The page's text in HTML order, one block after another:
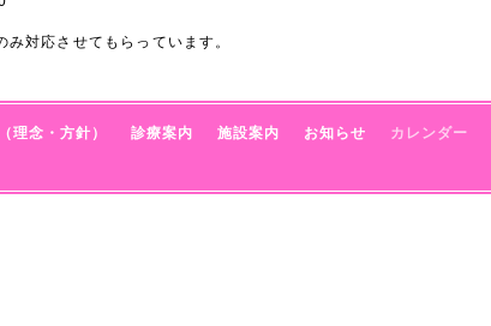
対応させてもらっています。
理念・方針） 診療案内 施設案内 お知らせ カレンダー